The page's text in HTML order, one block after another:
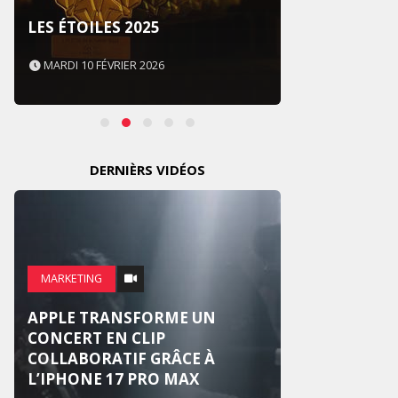
LES ÉTOILES 2025
MARDI 10 FÉVRIER 2026
DERNIÈRS VIDÉOS
MARKETING
APPLE TRANSFORME UN
CONCERT EN CLIP
COLLABORATIF GRÂCE À
L’IPHONE 17 PRO MAX